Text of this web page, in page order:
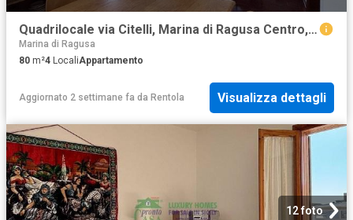
Quadrilocale via Citelli, Marina di Ragusa Centro, Ragusa
Marina di Ragusa
80 m²4 LocaliAppartamento
Aggiornato 2 settimane fa da Rentola Visualizza dettagli
12 foto